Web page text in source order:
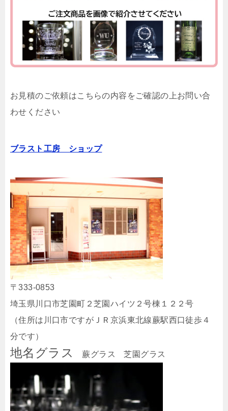
お見積のご依頼はこちらの内容をご確認の上お問い合
わせください
ブラスト工房 ショップ
〒333-0853
埼玉県川口市芝園町２芝園ハイツ２号棟１２２号
（住所は川口市ですがＪＲ京浜東北線蕨駅西口徒歩４
分です）
地名グラス 蕨グラス 芝園グラス